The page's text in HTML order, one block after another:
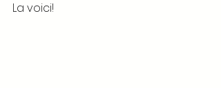
La voici!